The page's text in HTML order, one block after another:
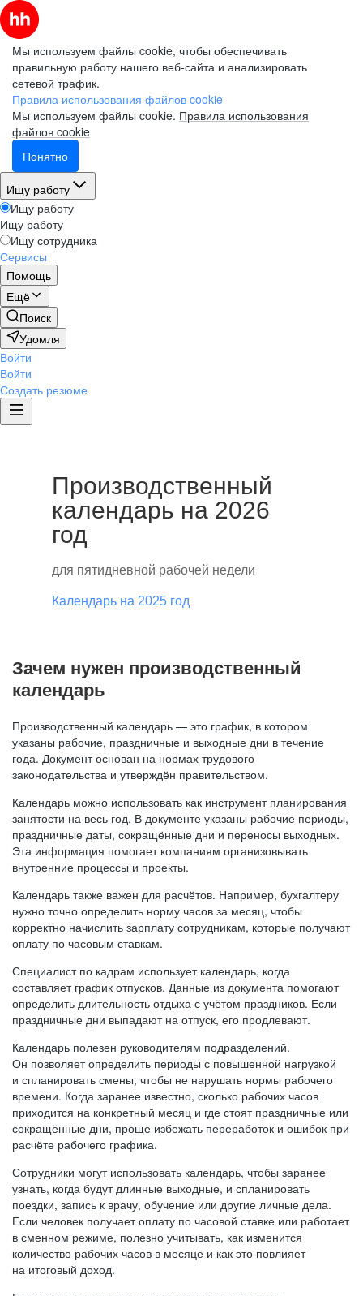
Мы используем файлы cookie, чтобы обеспечивать
правильную работу нашего веб-сайта и анализировать
сетевой трафик.
Правила использования файлов cookie
Мы используем файлы cookie. Правила использования
файлов cookie
Понятно
Ищу работу
Ищу работу
Ищу работу
Ищу сотрудника
Сервисы
Помощь
Ещё
Поиск
Удомля
Войти
Войти
Создать резюме
Производственный
календарь на 2026
год
для пятидневной рабочей недели
Календарь на 2025 год
Зачем нужен производственный
календарь
Производственный календарь — это график, в котором
указаны рабочие, праздничные и выходные дни в течение
года. Документ основан на нормах трудового
законодательства и утверждён правительством.
Календарь можно использовать как инструмент планирования
занятости на весь год. В документе указаны рабочие периоды,
праздничные даты, сокращённые дни и переносы выходных.
Эта информация помогает компаниям организовывать
внутренние процессы и проекты.
Календарь также важен для расчётов. Например, бухгалтеру
нужно точно определить норму часов за месяц, чтобы
корректно начислить зарплату сотрудникам, которые получают
оплату по часовым ставкам.
Специалист по кадрам использует календарь, когда
составляет график отпусков. Данные из документа помогают
определить длительность отдыха с учётом праздников. Если
праздничные дни выпадают на отпуск, его продлевают.
Календарь полезен руководителям подразделений.
Он позволяет определить периоды с повышенной нагрузкой
и спланировать смены, чтобы не нарушать нормы рабочего
времени. Когда заранее известно, сколько рабочих часов
приходится на конкретный месяц и где стоят праздничные или
сокращённые дни, проще избежать переработок и ошибок при
расчёте рабочего графика.
Сотрудники могут использовать календарь, чтобы заранее
узнать, когда будут длинные выходные, и спланировать
поездки, запись к врачу, обучение или другие личные дела.
Если человек получает оплату по часовой ставке или работает
в сменном режиме, полезно учитывать, как изменится
количество рабочих часов в месяце и как это повлияет
на итоговый доход.